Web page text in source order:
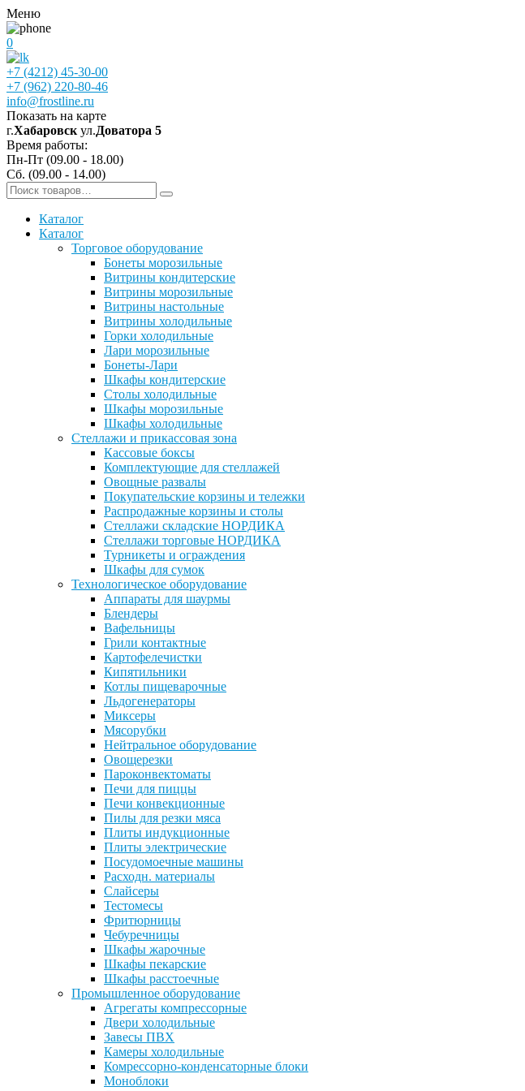
Меню
0
+7 (4212) 45-30-00
+7 (962) 220-80-46
info@frostline.ru
Показать на карте
г.Хабаровск ул.Доватора 5
Время работы:
Пн-Пт (09.00 - 18.00)
Сб. (09.00 - 14.00)
Каталог
Каталог
Торговое оборудование
Бонеты морозильные
Витрины кондитерские
Витрины морозильные
Витрины настольные
Витрины холодильные
Горки холодильные
Лари морозильные
Бонеты-Лари
Шкафы кондитерские
Столы холодильные
Шкафы морозильные
Шкафы холодильные
Стеллажи и прикассовая зона
Кассовые боксы
Комплектующие для стеллажей
Овощные развалы
Покупательские корзины и тележки
Распродажные корзины и столы
Стеллажи складские НОРДИКА
Стеллажи торговые НОРДИКА
Турникеты и ограждения
Шкафы для сумок
Технологическое оборудование
Аппараты для шаурмы
Блендеры
Вафельницы
Грили контактные
Картофелечистки
Кипятильники
Котлы пищеварочные
Льдогенераторы
Миксеры
Мясорубки
Нейтральное оборудование
Овощерезки
Пароконвектоматы
Печи для пиццы
Печи конвекционные
Пилы для резки мяса
Плиты индукционные
Плиты электрические
Посудомоечные машины
Расходн. материалы
Слайсеры
Тестомесы
Фритюрницы
Чебуречницы
Шкафы жарочные
Шкафы пекарские
Шкафы расстоечные
Промышленное оборудование
Агрегаты компрессорные
Двери холодильные
Завесы ПВХ
Камеры холодильные
Комрессорно-конденсаторные блоки
Моноблоки